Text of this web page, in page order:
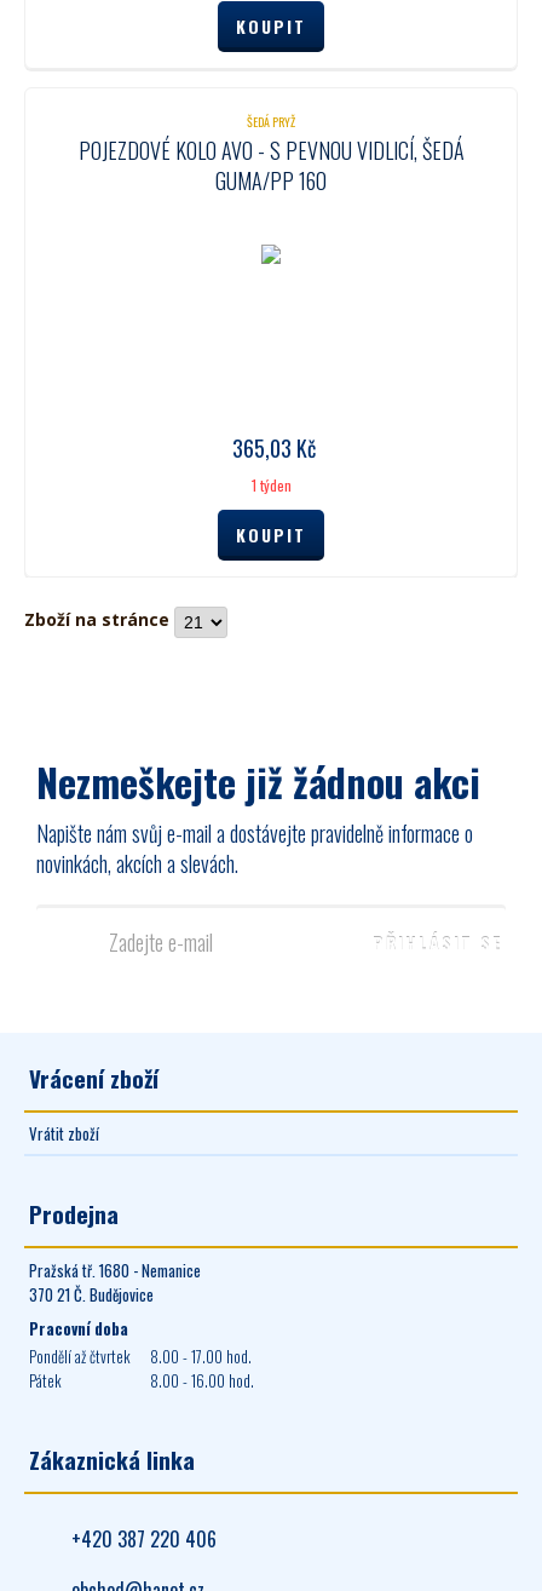
ŠEDÁ PRYŽ
POJEZDOVÉ KOLO AVO - S PEVNOU VIDLICÍ, ŠEDÁ
GUMA/PP 160
365,03 Kč
1 týden
Zboží na stránce
Nezmeškejte již žádnou akci
Napište nám svůj e-mail a dostávejte pravidelně informace o
novinkách, akcích a slevách.
Vrácení zboží
Vrátit zboží
Prodejna
Pražská tř. 1680 - Nemanice
370 21 Č. Budějovice
Pracovní doba
Pondělí až čtvrtek
8.00 - 17.00 hod.
Pátek
8.00 - 16.00 hod.
Zákaznická linka
+420 387 220 406